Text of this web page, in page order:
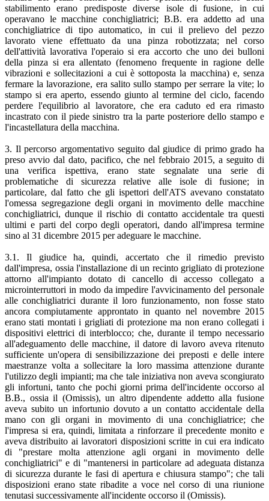
stabilimento erano predisposte diverse isole di fusione, in cui
operavano le macchine conchigliatrici; B.B. era addetto ad una
conchigliatrice di tipo automatico, in cui il prelievo del pezzo
lavorato viene effettuato da una pinza robotizzata; nel corso
dell'attività lavorativa l'operaio si era accorto che uno dei bulloni
della pinza si era allentato (fenomeno frequente in ragione delle
vibrazioni e sollecitazioni a cui è sottoposta la macchina) e, senza
fermare la lavorazione, era salito sullo stampo per serrare la vite; lo
stampo si era aperto, essendo giunto al termine del ciclo, facendo
perdere l'equilibrio al lavoratore, che era caduto ed era rimasto
incastrato con il piede sinistro tra la parte posteriore dello stampo e
l'incastellatura della macchina.
3. Il percorso argomentativo seguito dal giudice di primo grado ha
preso avvio dal dato, pacifico, che nel febbraio 2015, a seguito di
una verifica ispettiva, erano state segnalate una serie di
problematiche di sicurezza relative alle isole di fusione; in
particolare, dal fatto che gli ispettori dell'ATS avevano constatato
l'omessa segregazione degli organi in movimento delle macchine
conchigliatrici, dunque il rischio di contatto accidentale tra questi
ultimi e parti del corpo degli operatori, dando all'impresa termine
sino al 31 dicembre 2015 per adeguare le macchine.
3.1. Il giudice ha, quindi, accertato che il rimedio previsto
dall'impresa, ossia l'installazione di un recinto grigliato di protezione
attorno all'impianto dotato di cancello di accesso collegato a
microinterruttori in modo da impedire l'avvicinamento del personale
alle conchigliatrici durante il loro funzionamento, non fosse stato
ancora compiutamente approntato in quanto nel novembre 2015
erano stati montati i grigliati di protezione ma non erano collegati i
dispositivi elettrici di interblocco; che, durante il tempo necessario
all'adeguamento delle macchine, il datore di lavoro aveva ritenuto
sufficiente un'opera di sensibilizzazione dei preposti e delle intere
maestranze volta a sollecitare la loro massima attenzione durante
l'utilizzo degli impianti; ma che tale iniziativa non aveva scongiurato
gli infortuni, tanto che pochi giorni prima dell'incidente occorso al
B.B., ossia il (Omissis), un altro dipendente addetto alla fusione
aveva subito un infortunio dovuto a un contatto accidentale della
mano con gli organi in movimento di una conchigliatrice; che
l'impresa si era, quindi, limitata a rinforzare il precedente monito e
aveva distribuito ai lavoratori disposizioni scritte in cui era indicato
di "prestare molta attenzione agli organi in movimento delle
conchigliatrici" e di "mantenersi in particolare ad adeguata distanza
di sicurezza durante le fasi di apertura e chiusura stampo"; che tali
disposizioni erano state ribadite a voce nel corso di una riunione
tenutasi successivamente all'incidente occorso il (Omissis).